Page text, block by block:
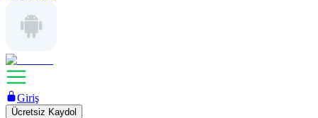
Giriş
Ücretsiz Kaydol